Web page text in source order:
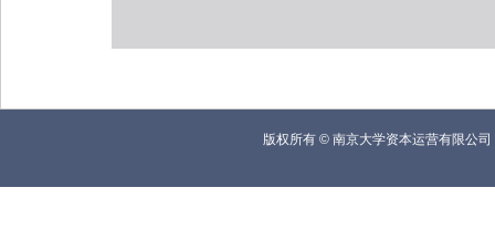
版权所有 ©南京大学资本运营有限公司